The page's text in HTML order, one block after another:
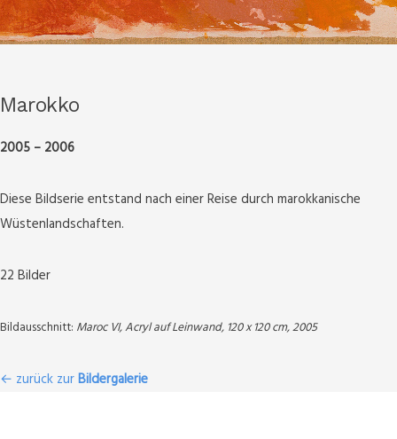
Marokko
2005 – 2006
Diese Bildserie entstand nach einer Reise durch marokkanische
Wüstenlandschaften.
22 Bilder
Bildausschnitt: Maroc VI, Acryl auf Leinwand, 120 x 120 cm, 2005
← zurück zurBildergalerie